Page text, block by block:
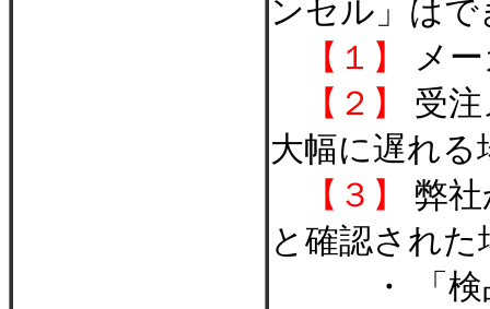
ンセル」は
【１】
メ
【２】
受
大幅に遅れる
【３】
弊
と確認された
・ 「検品